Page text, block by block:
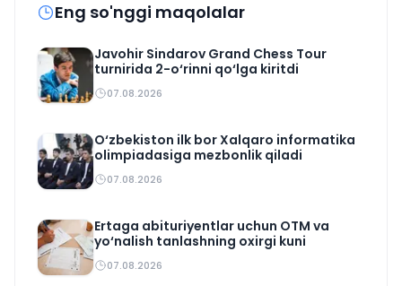
Eng so'nggi maqolalar
Javohir Sindarov Grand Chess Tour
turnirida 2-o‘rinni qo‘lga kiritdi
07.08.2026
O‘zbekiston ilk bor Xalqaro informatika
olimpiadasiga mezbonlik qiladi
07.08.2026
Ertaga abituriyentlar uchun OTM va
yo‘nalish tanlashning oxirgi kuni
07.08.2026